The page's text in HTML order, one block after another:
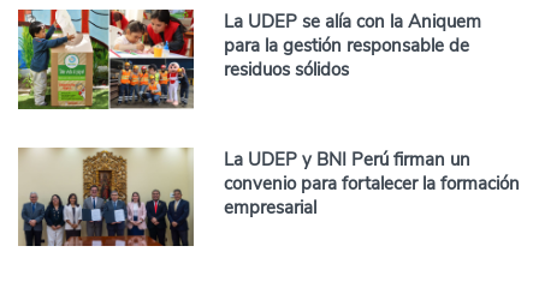
La UDEP se alía con la Aniquem
para la gestión responsable de
residuos sólidos
La UDEP y BNI Perú firman un
convenio para fortalecer la formación
empresarial